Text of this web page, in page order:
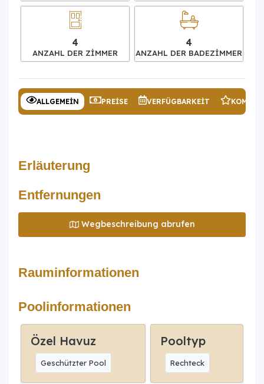
4
ANZAHL DER ZIMMER
4
ANZAHL DER BADEZIMMER
ALLGEMEIN PREISE VERFÜGBARKEIT
Erläuterung
Entfernungen
Wegbeschreibung abrufen
Rauminformationen
Poolinformationen
Özel Havuz
Geschützter Pool
Pooltyp
Rechteck